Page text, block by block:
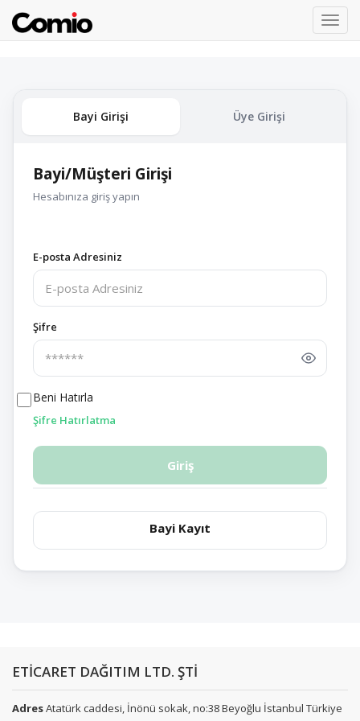
Bayi Girişi Üye Girişi
Bayi/Müşteri Girişi
Hesabınıza giriş yapın
E-posta Adresiniz
Şifre
Beni Hatırla
Şifre Hatırlatma
Giriş
Bayi Kayıt
ETİCARET DAĞITIM LTD. ŞTİ
AdresAtatürk caddesi, İnönü sokak, no:38 Beyoğlu İstanbul Türkiye